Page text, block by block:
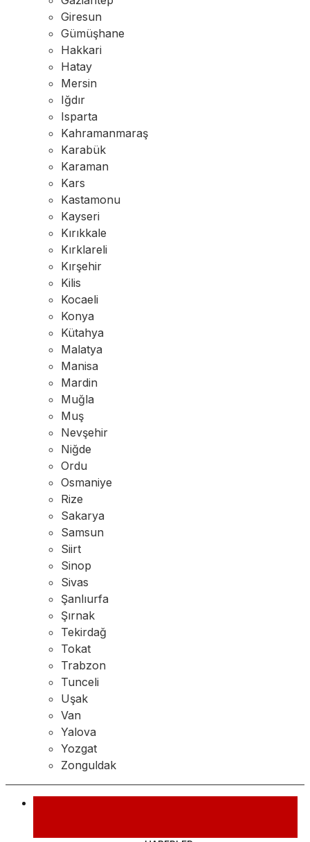
Giresun
Gümüşhane
Hakkari
Hatay
Mersin
Iğdır
Isparta
Kahramanmaraş
Karabük
Karaman
Kars
Kastamonu
Kayseri
Kırıkkale
Kırklareli
Kırşehir
Kilis
Kocaeli
Konya
Kütahya
Malatya
Manisa
Mardin
Muğla
Muş
Nevşehir
Niğde
Ordu
Osmaniye
Rize
Sakarya
Samsun
Siirt
Sinop
Sivas
Şanlıurfa
Şırnak
Tekirdağ
Tokat
Trabzon
Tunceli
Uşak
Van
Yalova
Yozgat
Zonguldak